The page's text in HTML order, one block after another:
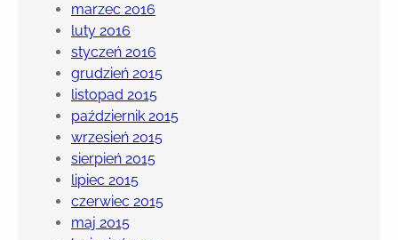
k
ą
w
y
b
r
a
ć
i
c
z
marzec 2016
luty 2016
styczeń 2016
grudzień 2015
listopad 2015
październik 2015
wrzesień 2015
sierpień 2015
lipiec 2015
czerwiec 2015
maj 2015